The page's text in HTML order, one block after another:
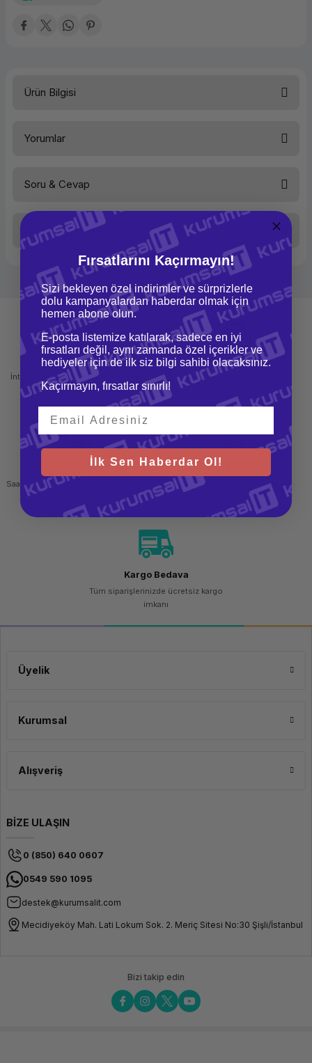
Ürün Bilgisi
Yorumlar
Yorum Yaz
Soru & Cevap
Ürün hakkında henüz soru sorulmamış.
Soru Sor
Taksit Seçenekleri
Mağazadan Teslimat
İnternetten sipariş et ve mağazadan
teslim al
İade ve Değişim
Kolay iade ve değişim imkanı
Hızlı Gönderi
Saat 15.00'a kadar yapılan siparişlerde
Güvenli Alışveriş
256 bit SSL sertifikası
Kargo Bedava
Tüm siparişlerinizde ücretsiz kargo
imkanı
Üyelik
Kurumsal
Alışveriş
BİZE ULAŞIN
0 (850) 640 0607
0549 590 1095
destek@kurumsalit.com
Mecidiyeköy Mah. Lati Lokum Sok. 2. Meriç Sitesi No:30 Şişli/İstanbul
Bizi takip edin
Fırsatlarını Kaçırmayın!
Sizi bekleyen özel indirimler ve sürprizlerle
dolu kampanyalardan haberdar olmak için
hemen abone olun.
E-posta listemize katılarak, sadece en iyi
fırsatları değil, aynı zamanda özel içerikler ve
hediyeler için de ilk siz bilgi sahibi olacaksınız.
Kaçırmayın, fırsatlar sınırlı!
İlk Sen Haberdar Ol!